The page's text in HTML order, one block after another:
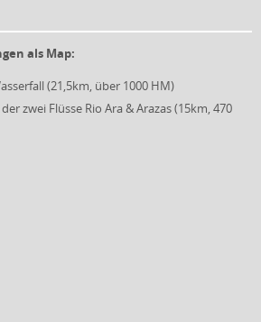
als Map:
(21,5km, über 1000 HM)
zwei Flüsse Rio Ara & Arazas (15km, 470